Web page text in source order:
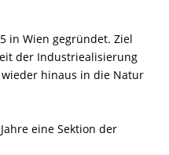
in Wien gegründet. Ziel
der Industriealisierung
hinaus in die Natur
eine Sektion der